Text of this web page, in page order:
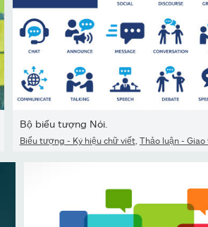
Bộ biểu tượng Nói.
Biểu tượng - Ký hiệu chữ viết, Thảo luận - Giao